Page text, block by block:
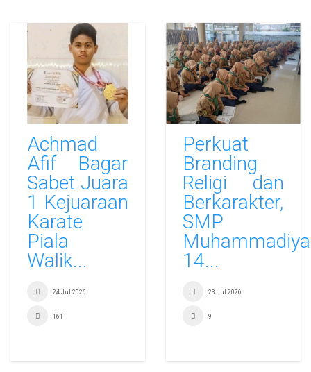
Achmad
Afif Bagar
Sabet Juara
1 Kejuaraan
Karate
Piala
Walik...
24 Jul 2026
161
Perkuat
Branding
Religi dan
Berkarakter,
SMP
14...
23 Jul 2026
9